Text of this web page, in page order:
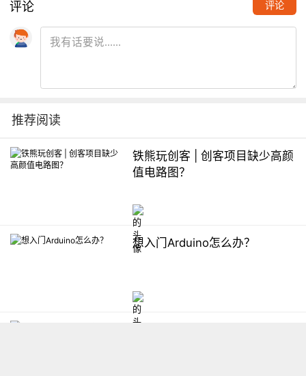
评论 评论
推荐阅读
铁熊玩创客 | 创客项目缺少高颜
值电路图？
想入门Arduino怎么办？